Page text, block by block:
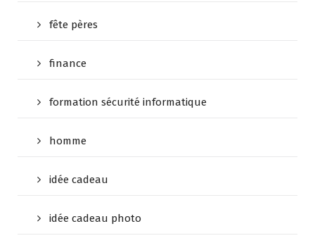
fête pères
finance
formation sécurité informatique
homme
idée cadeau
idée cadeau photo